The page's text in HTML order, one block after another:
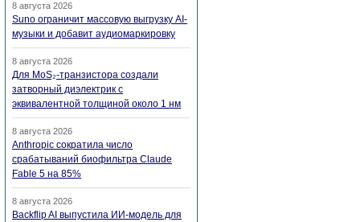
8 августа 2026
Suno ограничит массовую выгрузку AI-
музыки и добавит аудиомаркировку
8 августа 2026
Для MoS₂-транзистора создали
затворный диэлектрик с
эквивалентной толщиной около 1 нм
8 августа 2026
Anthropic сократила число
срабатываний биофильтра Claude
Fable 5 на 85%
8 августа 2026
Backflip AI выпустила ИИ-модель для